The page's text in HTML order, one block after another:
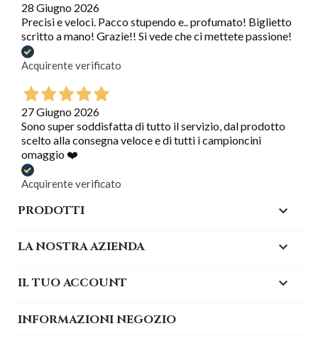
28 Giugno 2026
Precisi e veloci. Pacco stupendo e.. profumato! Biglietto
scritto a mano! Grazie!! Si vede che ci mettete passione!
Acquirente verificato
27 Giugno 2026
Sono super soddisfatta di tutto il servizio, dal prodotto
scelto alla consegna veloce e di tutti i campioncini
omaggio ❤️
Acquirente verificato
PRODOTTI 
LA NOSTRA AZIENDA 
IL TUO ACCOUNT 
INFORMAZIONI NEGOZIO